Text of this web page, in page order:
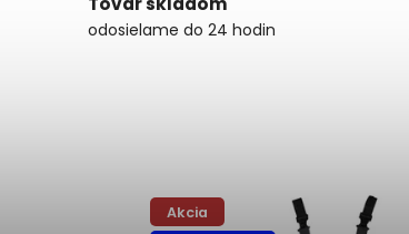
odosielame do 24 hodin
Akcia